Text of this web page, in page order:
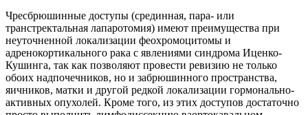
Чресбрюшинные доступы (срединная, пара- или
транстректальная лапаротомия) имеют преимущества при
неуточненной локализации феохромоцитомы и
адренокортикального рака с явлениями синдрома Иценко-
Кушинга, так как позволяют провести ревизию не только
обоих надпочечников, но и забрюшинного пространства,
яичников, матки и другой редкой локализации гормонально-
активных опухолей. Кроме того, из этих доступов достаточно